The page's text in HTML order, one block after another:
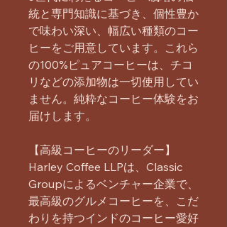
統と専門知識に基づき、個性豊か
で味わい深い、幅広い種類のコー
ヒーをご用意しています。これら
の100%ピュアコーヒーは、チコ
リなどの添加物は一切使用してい
ません。純粋なコーヒー体験をお
届けします。
【高級コーヒーのリーダー】
Harley Coffee LLPは、Classic
Groupによるベンチャー企業で、
最高級のグルメコーヒーを、こだ
わりを持つインドのコーヒー愛好